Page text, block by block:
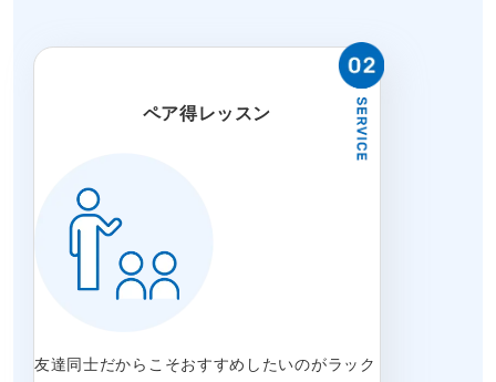
ペア得レッスン
友達同士だからこそおすすめしたいのがラック